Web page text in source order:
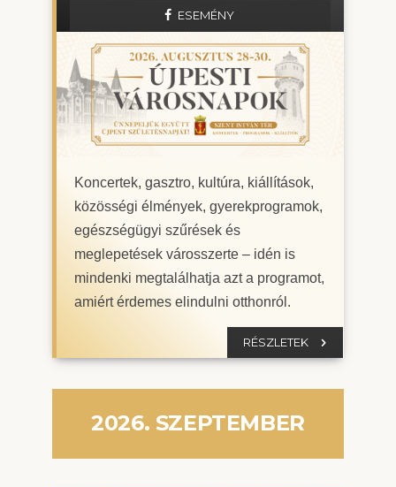
ESEMÉNY
Koncertek, gasztro, kultúra, kiállítások,
közösségi élmények, gyerekprogramok,
egészségügyi szűrések és
meglepetések városszerte – idén is
mindenki megtalálhatja azt a programot,
amiért érdemes elindulni otthonról.
RÉSZLETEK
2026. SZEPTEMBER